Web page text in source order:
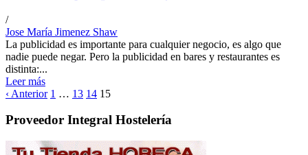
/
Jose María Jimenez Shaw
La publicidad es importante para cualquier negocio, es algo que
nadie puede negar. Pero la publicidad en bares y restaurantes es
distinta:...
Leer más
‹ Anterior 1 … 13 14 15
Proveedor Integral Hostelería